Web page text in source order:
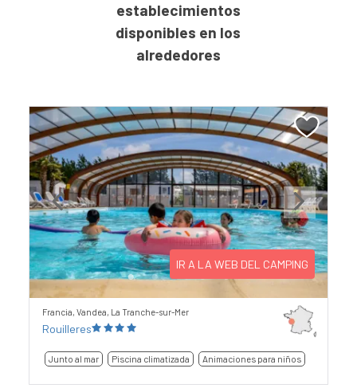
establecimientos
disponibles en los
alrededores
Previous Next
IR A LA WEB DEL CAMPING
Francia, Vandea, La Tranche-sur-Mer
Rouilleres
Junto al mar Piscina climatizada Animaciones para niños